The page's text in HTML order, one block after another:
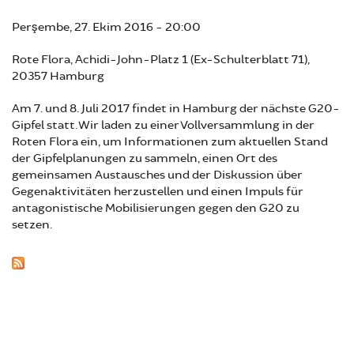
Perşembe, 27. Ekim 2016 - 20:00
Rote Flora, Achidi-John-Platz 1 (Ex-Schulterblatt 71),
20357 Hamburg
Am 7. und 8. Juli 2017 findet in Hamburg der nächste G20-
Gipfel statt. Wir laden zu einer Vollversammlung in der
Roten Flora ein, um Informationen zum aktuellen Stand
der Gipfelplanungen zu sammeln, einen Ort des
gemeinsamen Austausches und der Diskussion über
Gegenaktivitäten herzustellen und einen Impuls für
antagonistische Mobilisierungen gegen den G20 zu
setzen.